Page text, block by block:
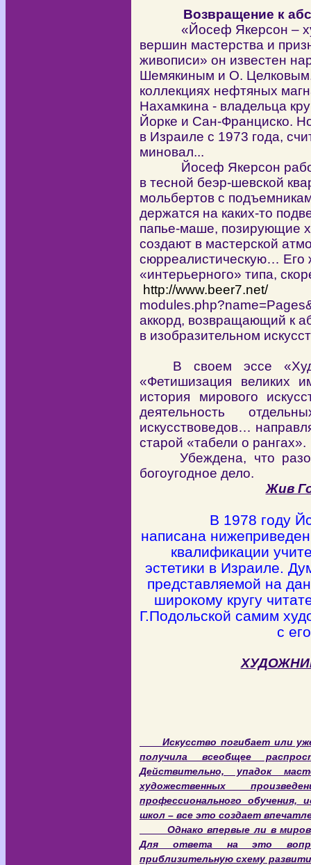
Возвращение к
«Йосеф Якерсон –
вершин мастерства и
живописи» он известен
Шемякиным и О.
коллекциях нефтяных
Нахамкина - владельца
Йорке и Сан-Франциско.
в Израиле с 1973 года,
миновал...
Йосеф Якерсон
в тесной беэр-шевской
мольбертов с
держатся на каких-то
папье-маше, позирующие
создают в мастерской
сюрреалистическую… Его
«интерьерного» типа,
http://www.beer7.net/
аккорд, возвращающий к
в изобразительном
В своем эссе
«Фетишизация великих
история мирового
деятельность
искусствоведов…
старой «табели о рангах».
Убеждена, что
богоугодное дело.
Жив
В 1978 году
написана
квалификации
эстетики в Израиле.
представляемой на
широкому кругу
Г.Подольской самим
с
Искусство погибает или уже
получила всеобщее
Действительно, упадок
художественных
профессионального обучения,
школ – все это создает
Однако впервые ли в
Для ответа на это
приблизительную схему